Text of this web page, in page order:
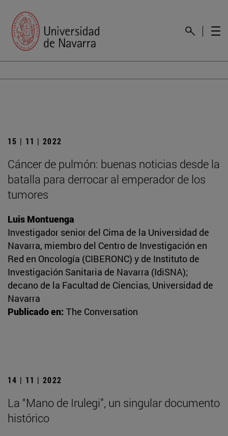
15 | 11 | 2022
Cáncer de pulmón: buenas noticias desde la
batalla para derrocar al emperador de los
tumores
Luis Montuenga
Investigador senior del Cima de la Universidad de
Navarra, miembro del Centro de Investigación en
Red en Oncología (CIBERONC) y de Instituto de
Investigación Sanitaria de Navarra (IdiSNA);
decano de la Facultad de Ciencias, Universidad de
Navarra
Publicado en: The Conversation
14 | 11 | 2022
La “Mano de Irulegi”, un singular documento
histórico